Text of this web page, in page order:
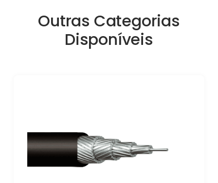
Outras Categorias
Disponíveis